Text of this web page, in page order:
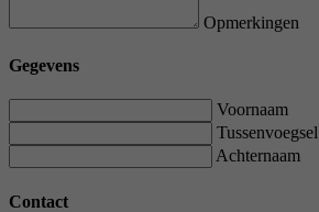
Opmerkingen
Gegevens
Voornaam
Tussenvoegsel
Achternaam
Contact